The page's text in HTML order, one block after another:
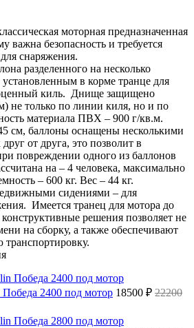
моторная предназначенная
важна безопасность и требуется
снаряжения.
разделенного на несколько
в корме транце для
киль. Днище защищено
не только по линии киля, но и по
материала ПВХ – 900 г/кв.м.
см, баллоны оснащены несколькими
от друга, это позволит в
повреждении одного из баллонов
на – 4 человека, максимально
– 600 кг. Вес – 44 кг.
сидениями – для
Имеется транец для мотора до
решения позволяет не
на сборку, а также обеспечивают
2400 под мотор 18500 ₽ 22200